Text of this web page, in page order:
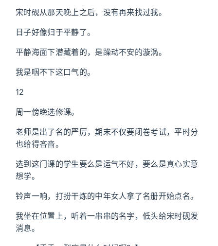
宋时砚从那天晚上之后，没有再来找过我。
日子好像归于平静了。
平静海面下潜藏着的，是躁动不安的漩涡。
我是咽不下这口气的。
12
周一傍晚选修课。
老师是出了名的严厉，期末不仅要闭卷考试，平时分
也给得吝啬。
选到这门课的学生要么是运气不好，要么是真心实意
想学。
铃声一响，打扮干炼的中年女人拿了名册开始点名。
我坐在位置上，听着一串串的名字，低头给宋时砚发
消息。